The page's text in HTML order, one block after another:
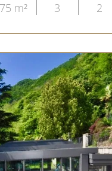
75 m² 3 2